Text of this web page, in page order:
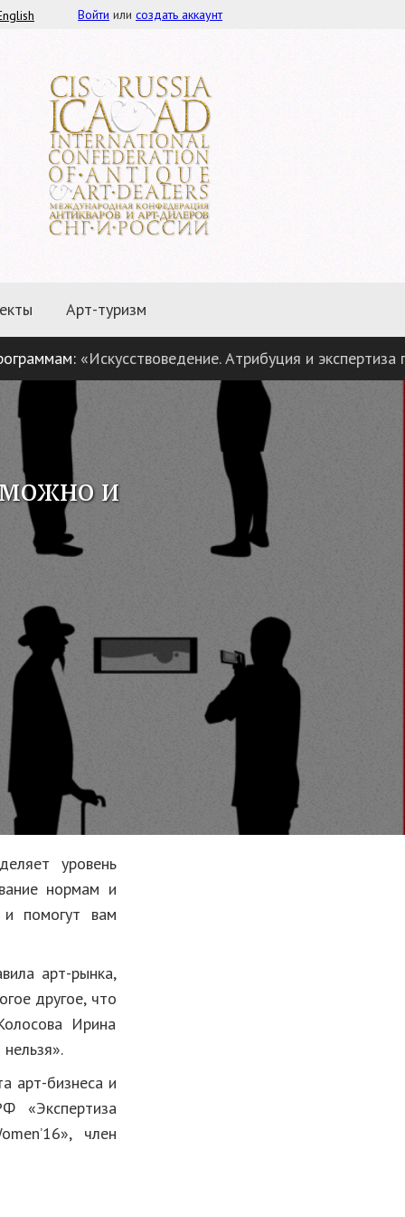
Арт-туризм
Войти или создать аккаунт
«Искусствоведение. Атрибуция и экспертиза
можно и
уровень
нормам и
и помогут вам
арт-рынка,
другое, что
Ирина
арт-бизнеса и
«Экспертиза
член